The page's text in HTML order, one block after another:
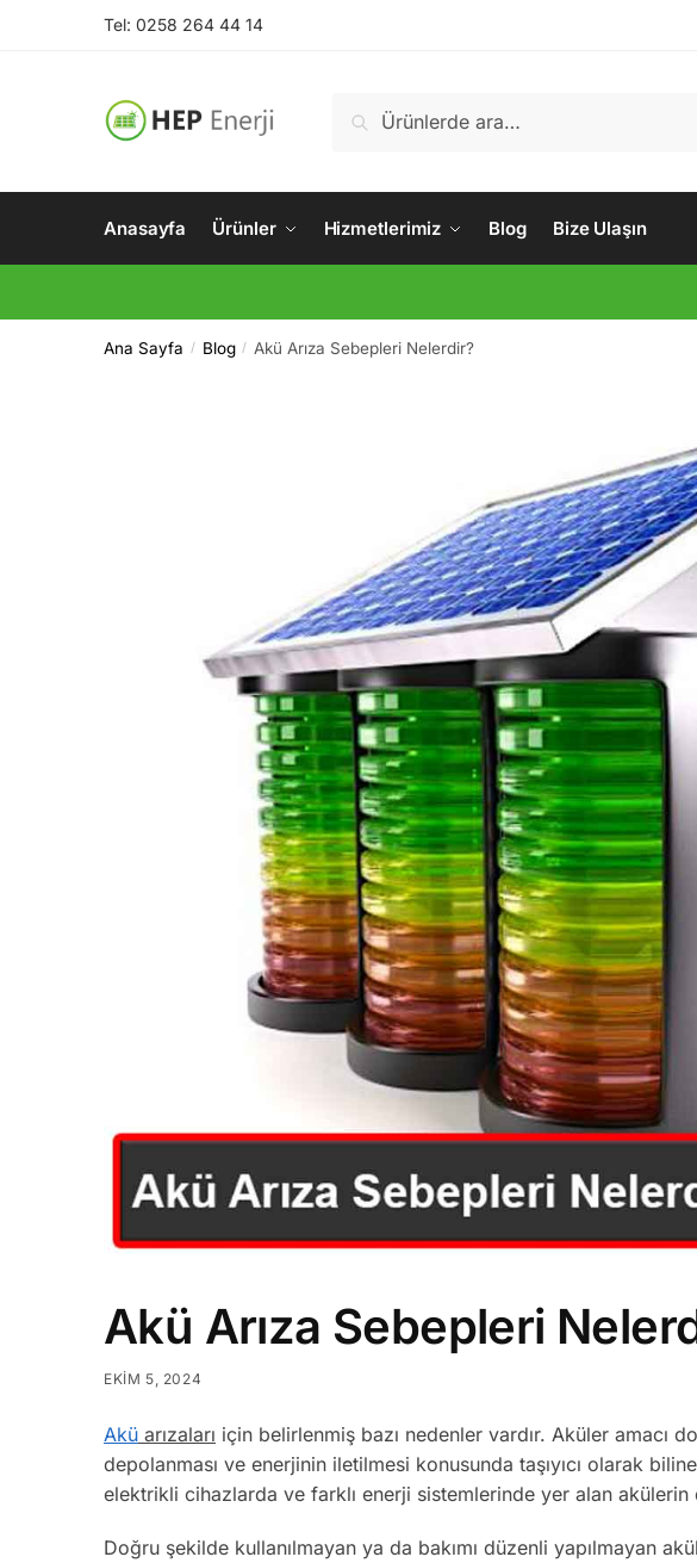
Tel: 0258 264 44 14
Ara
Anasayfa Ürünler Hizmetlerimiz Blog Bize Ulaşın
Ana Sayfa / Blog / Akü Arıza Sebepleri Nelerdir?
Akü Arıza Sebepleri
EKIM 5, 2024
Akü arızaları için belirlenmiş bazı nedenler vardır. Aküler amacı
depolanması ve enerjinin iletilmesi konusunda taşıyıcı olarak
elektrikli cihazlarda ve farklı enerji sistemlerinde yer alan akülerin
Doğru şekilde kullanılmayan ya da bakımı düzenli yapılmayan